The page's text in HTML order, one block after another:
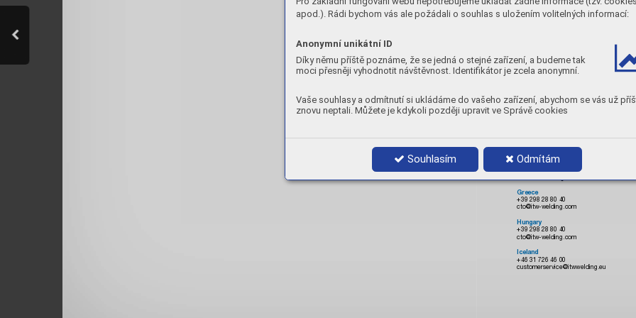
apod.). Rádi bychom vás ale požádali o souhlas s uložením volitelných informací:
Anonymní unikátní ID
Díky němu příště poznáme, že se jedná o stejné zařízení, a budeme tak
moci přesněji vyhodnotit návštěvnost. Identifikátor je zcela anonymní.
Vaše souhlasy a odmítnutí si ukládáme do vašeho zařízení, abychom se vás už
znovu neptali. Můžete je kdykoli později upravit ve Správě cookies
Souhlasím Odmítám
Czech Republic
customerservice@itwwelding.eu
Estonia
Finland
+46 31 726 46 00
+33 1 60 04 11 66
miller@itw-welding.fr
Germany
Greece
+39 298 28 80 40
cto@itw-welding.com
Hungary
+39 298 28 80 40
cto@itw-welding.com
Iceland
+46 31 726 46 00
customerservice@itwwelding.eu